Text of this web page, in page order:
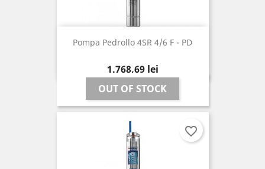
Pompa Pedrollo 4SR 4/6 F - PD
Pret
1.768,69 lei
OUT OF STOCK
favorite_border